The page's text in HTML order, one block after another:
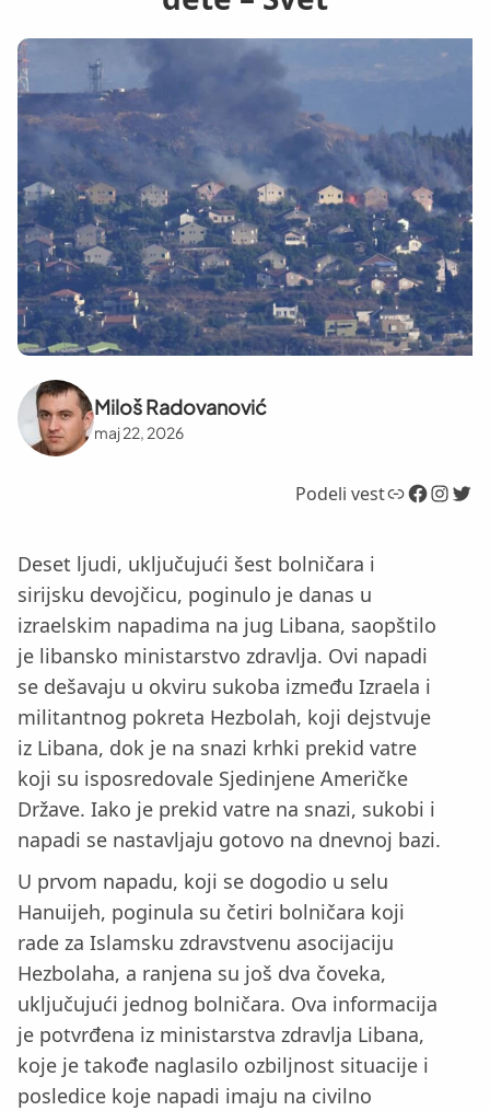
Miloš Radovanović
maj 22, 2026
Podeli vestLink Facebook InstagramTwitter
Deset ljudi, uključujući šest bolničara i
sirijsku devojčicu, poginulo je danas u
izraelskim napadima na jug Libana, saopštilo
je libansko ministarstvo zdravlja. Ovi napadi
se dešavaju u okviru sukoba između Izraela i
militantnog pokreta Hezbolah, koji dejstvuje
iz Libana, dok je na snazi krhki prekid vatre
koji su isposredovale Sjedinjene Američke
Države. Iako je prekid vatre na snazi, sukobi i
napadi se nastavljaju gotovo na dnevnoj bazi.
U prvom napadu, koji se dogodio u selu
Hanuijeh, poginula su četiri bolničara koji
rade za Islamsku zdravstvenu asocijaciju
Hezbolaha, a ranjena su još dva čoveka,
uključujući jednog bolničara. Ova informacija
je potvrđena iz ministarstva zdravlja Libana,
koje je takođe naglasilo ozbiljnost situacije i
posledice koje napadi imaju na civilno